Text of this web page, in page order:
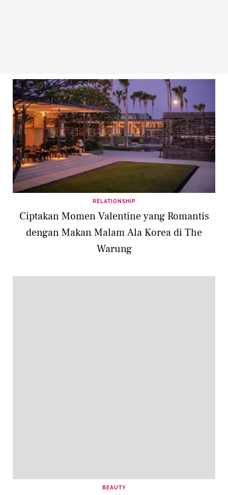
RELATIONSHIP
Ciptakan Momen Valentine yang Romantis
dengan Makan Malam Ala Korea di The
Warung
BEAUTY